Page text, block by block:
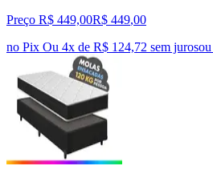
Preço R$ 449,00R$ 449,00
no Pix Ou 4x de R$ 124,72 sem jurosou